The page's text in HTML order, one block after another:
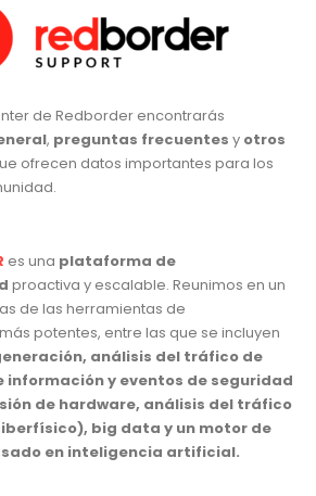
de Redborder encontrarás
, preguntas frecuentes y otros
ofrecen datos importantes para los
es una plataforma de
proactiva y escalable. Reunimos en un
de las herramientas de
potentes, entre las que se incluyen
análisis del tráfico de
información y eventos de seguridad
de hardware, análisis del tráfico
big data y un motor de
en inteligencia artificial.